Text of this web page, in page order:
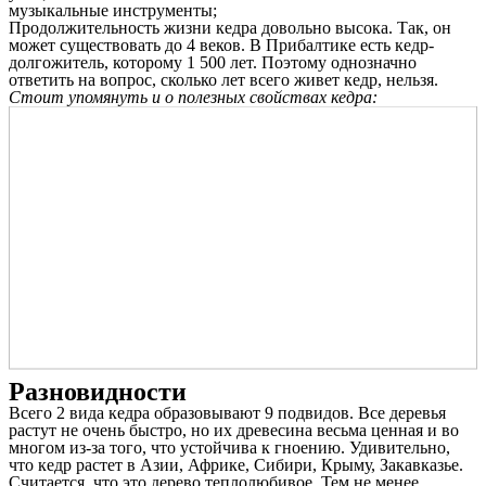
музыкальные инструменты;
Продолжительность жизни кедра довольно высока. Так, он
может существовать до 4 веков. В Прибалтике есть кедр-
долгожитель, которому 1 500 лет. Поэтому однозначно
ответить на вопрос, сколько лет всего живет кедр, нельзя.
Стоит упомянуть и о полезных свойствах кедра:
Разновидности
Всего 2 вида кедра образовывают 9 подвидов. Все деревья
растут не очень быстро, но их древесина весьма ценная и во
многом из-за того, что устойчива к гноению. Удивительно,
что кедр растет в Азии, Африке, Сибири, Крыму, Закавказье.
Считается, что это дерево теплолюбивое. Тем не менее